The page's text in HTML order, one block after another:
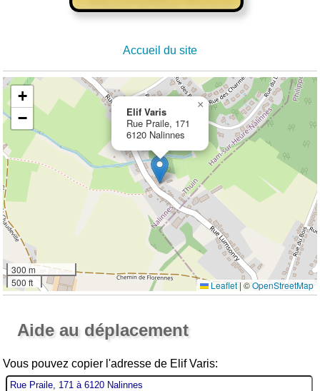
Accueil du site
Elif Varis
Rue Praile, 171
6120 Nalinnes
×
+
−
300 m
500 ft
Leaflet|©OpenStreetMap
Aide au déplacement
Vous pouvez copier l'adresse de Elif Varis: